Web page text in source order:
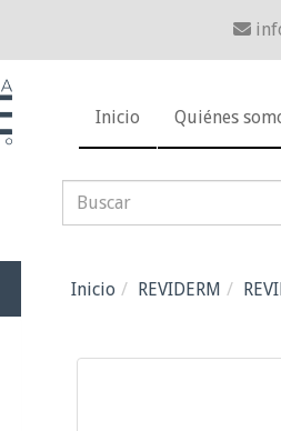
Inicio Quiénes
Inicio REVIDERM